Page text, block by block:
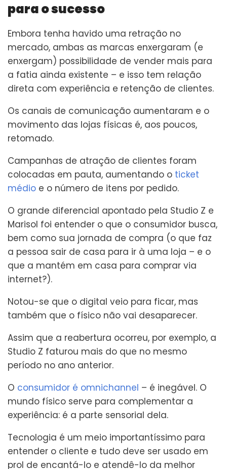
para o sucesso
Embora tenha havido uma retração no
mercado, ambas as marcas enxergaram (e
enxergam) possibilidade de vender mais para
a fatia ainda existente – e isso tem relação
direta com experiência e retenção de clientes.
Os canais de comunicação aumentaram e o
movimento das lojas físicas é, aos poucos,
retomado.
Campanhas de atração de clientes foram
colocadas em pauta, aumentando o ticket
médio e o número de itens por pedido.
O grande diferencial apontado pela Studio Z e
Marisol foi entender o que o consumidor busca,
bem como sua jornada de compra (o que faz
a pessoa sair de casa para ir à uma loja – e o
que a mantém em casa para comprar via
internet?).
Notou-se que o digital veio para ficar, mas
também que o físico não vai desaparecer.
Assim que a reabertura ocorreu, por exemplo, a
Studio Z faturou mais do que no mesmo
período no ano anterior.
O consumidor é omnichannel – é inegável. O
mundo físico serve para complementar a
experiência: é a parte sensorial dela.
Tecnologia é um meio importantíssimo para
entender o cliente e tudo deve ser usado em
prol de encantá-lo e atendê-lo da melhor